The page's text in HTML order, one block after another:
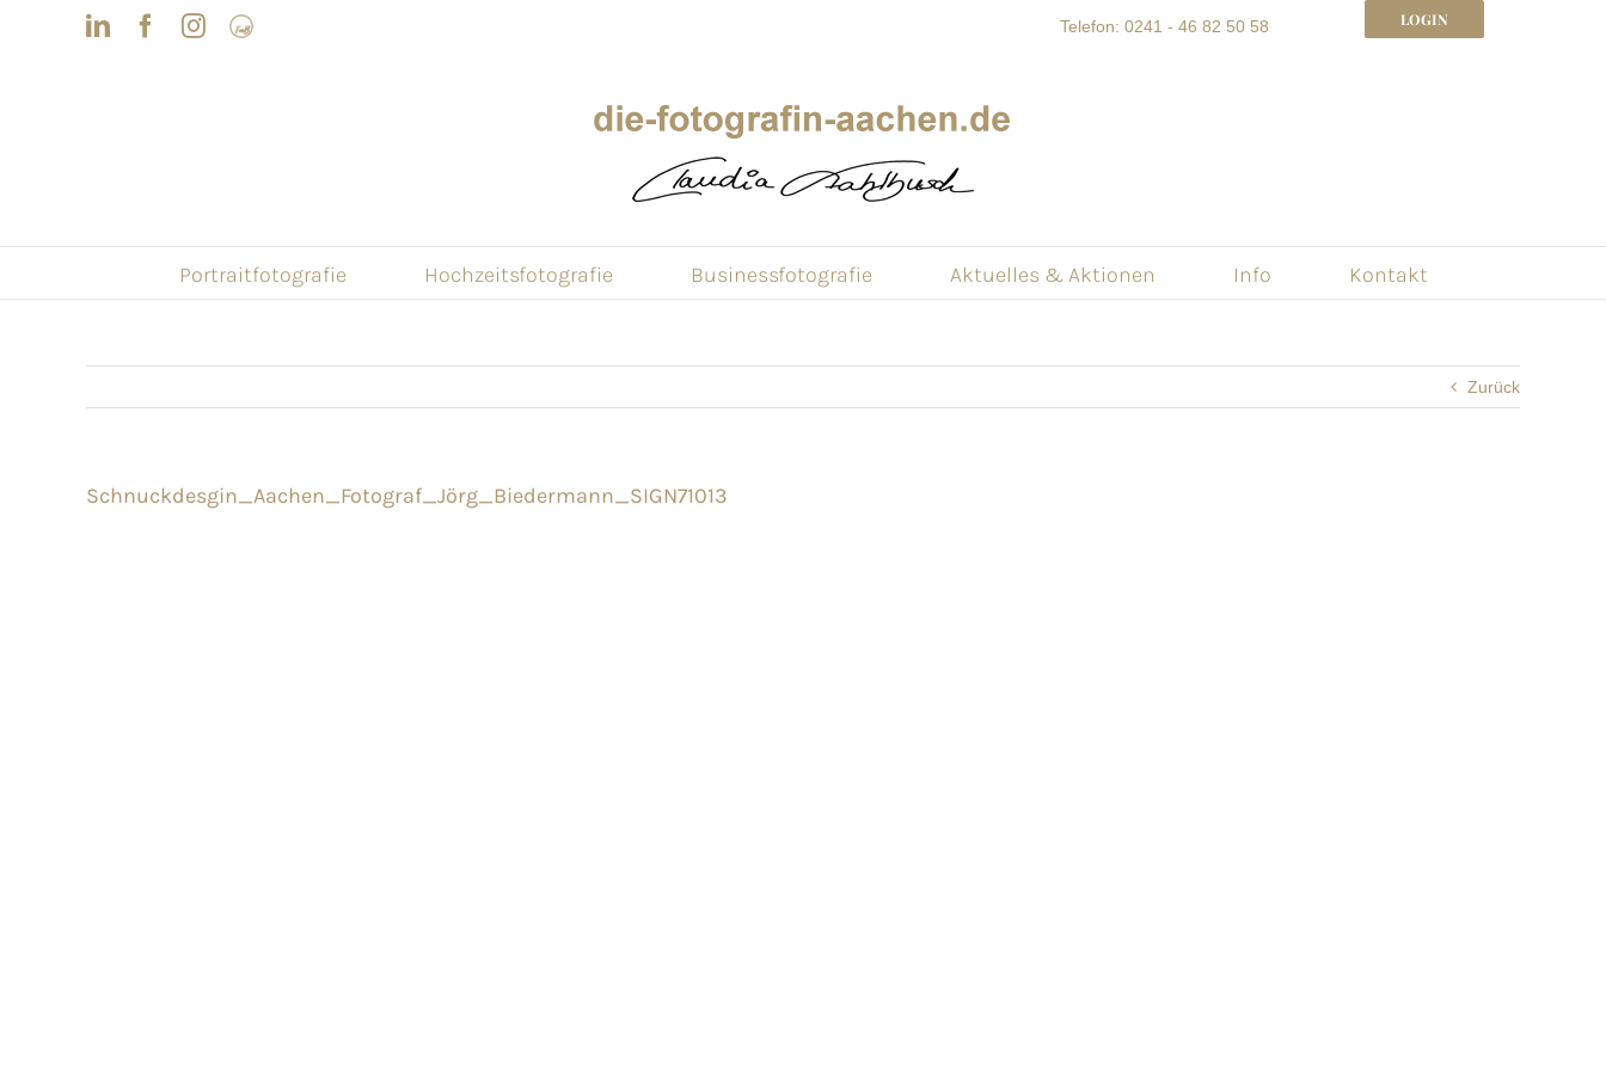
LinkedInFacebook
Instagram
Frau
Telefon: 0241 - 46 82 50 58 LOGIN
Portraitfotografie Hochzeitsfotografie Businessfotografie Aktuelles & Aktionen Info Kontakt
Zurück
Schnuckdesgin_Aachen_Fotograf_Jörg_Biedermann_SIGN71013